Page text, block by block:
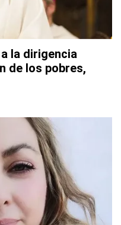
la dirigencia
de los pobres,